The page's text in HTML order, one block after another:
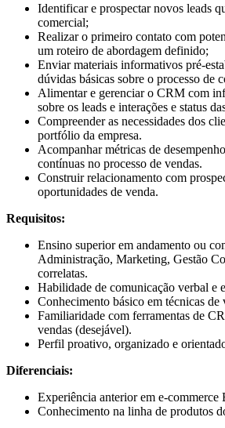
Identificar e prospectar novos leads
comercial;
Realizar o primeiro contato com
um roteiro de abordagem definido;
Enviar materiais informativos pré-
dúvidas básicas sobre o processo de
Alimentar e gerenciar o CRM com
sobre os leads e interações e status
Compreender as necessidades dos
portfólio da empresa.
Acompanhar métricas de
contínuas no processo de vendas.
Construir relacionamento com
oportunidades de venda.
Requisitos:
Ensino superior em andamento ou
Administração, Marketing, Gestão
correlatas.
Habilidade de comunicação verbal e
Conhecimento básico em técnicas de
Familiaridade com ferramentas de
vendas (desejável).
Perfil proativo, organizado e
Diferenciais:
Experiência anterior em e-commerce
Conhecimento na linha de produtos